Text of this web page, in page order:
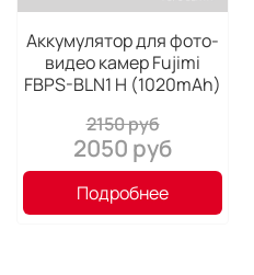
Аккумулятор для фото-
видео камер Fujimi
FBPS-BLN1 H (1020mAh)
2150 руб
2050 руб
Подробнее